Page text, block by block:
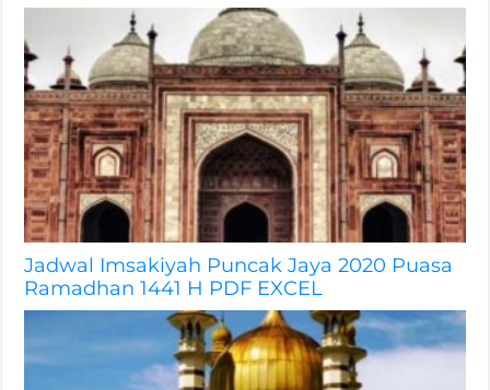
Jadwal Imsakiyah Puncak Jaya 2020 Puasa
Ramadhan 1441 H PDF EXCEL